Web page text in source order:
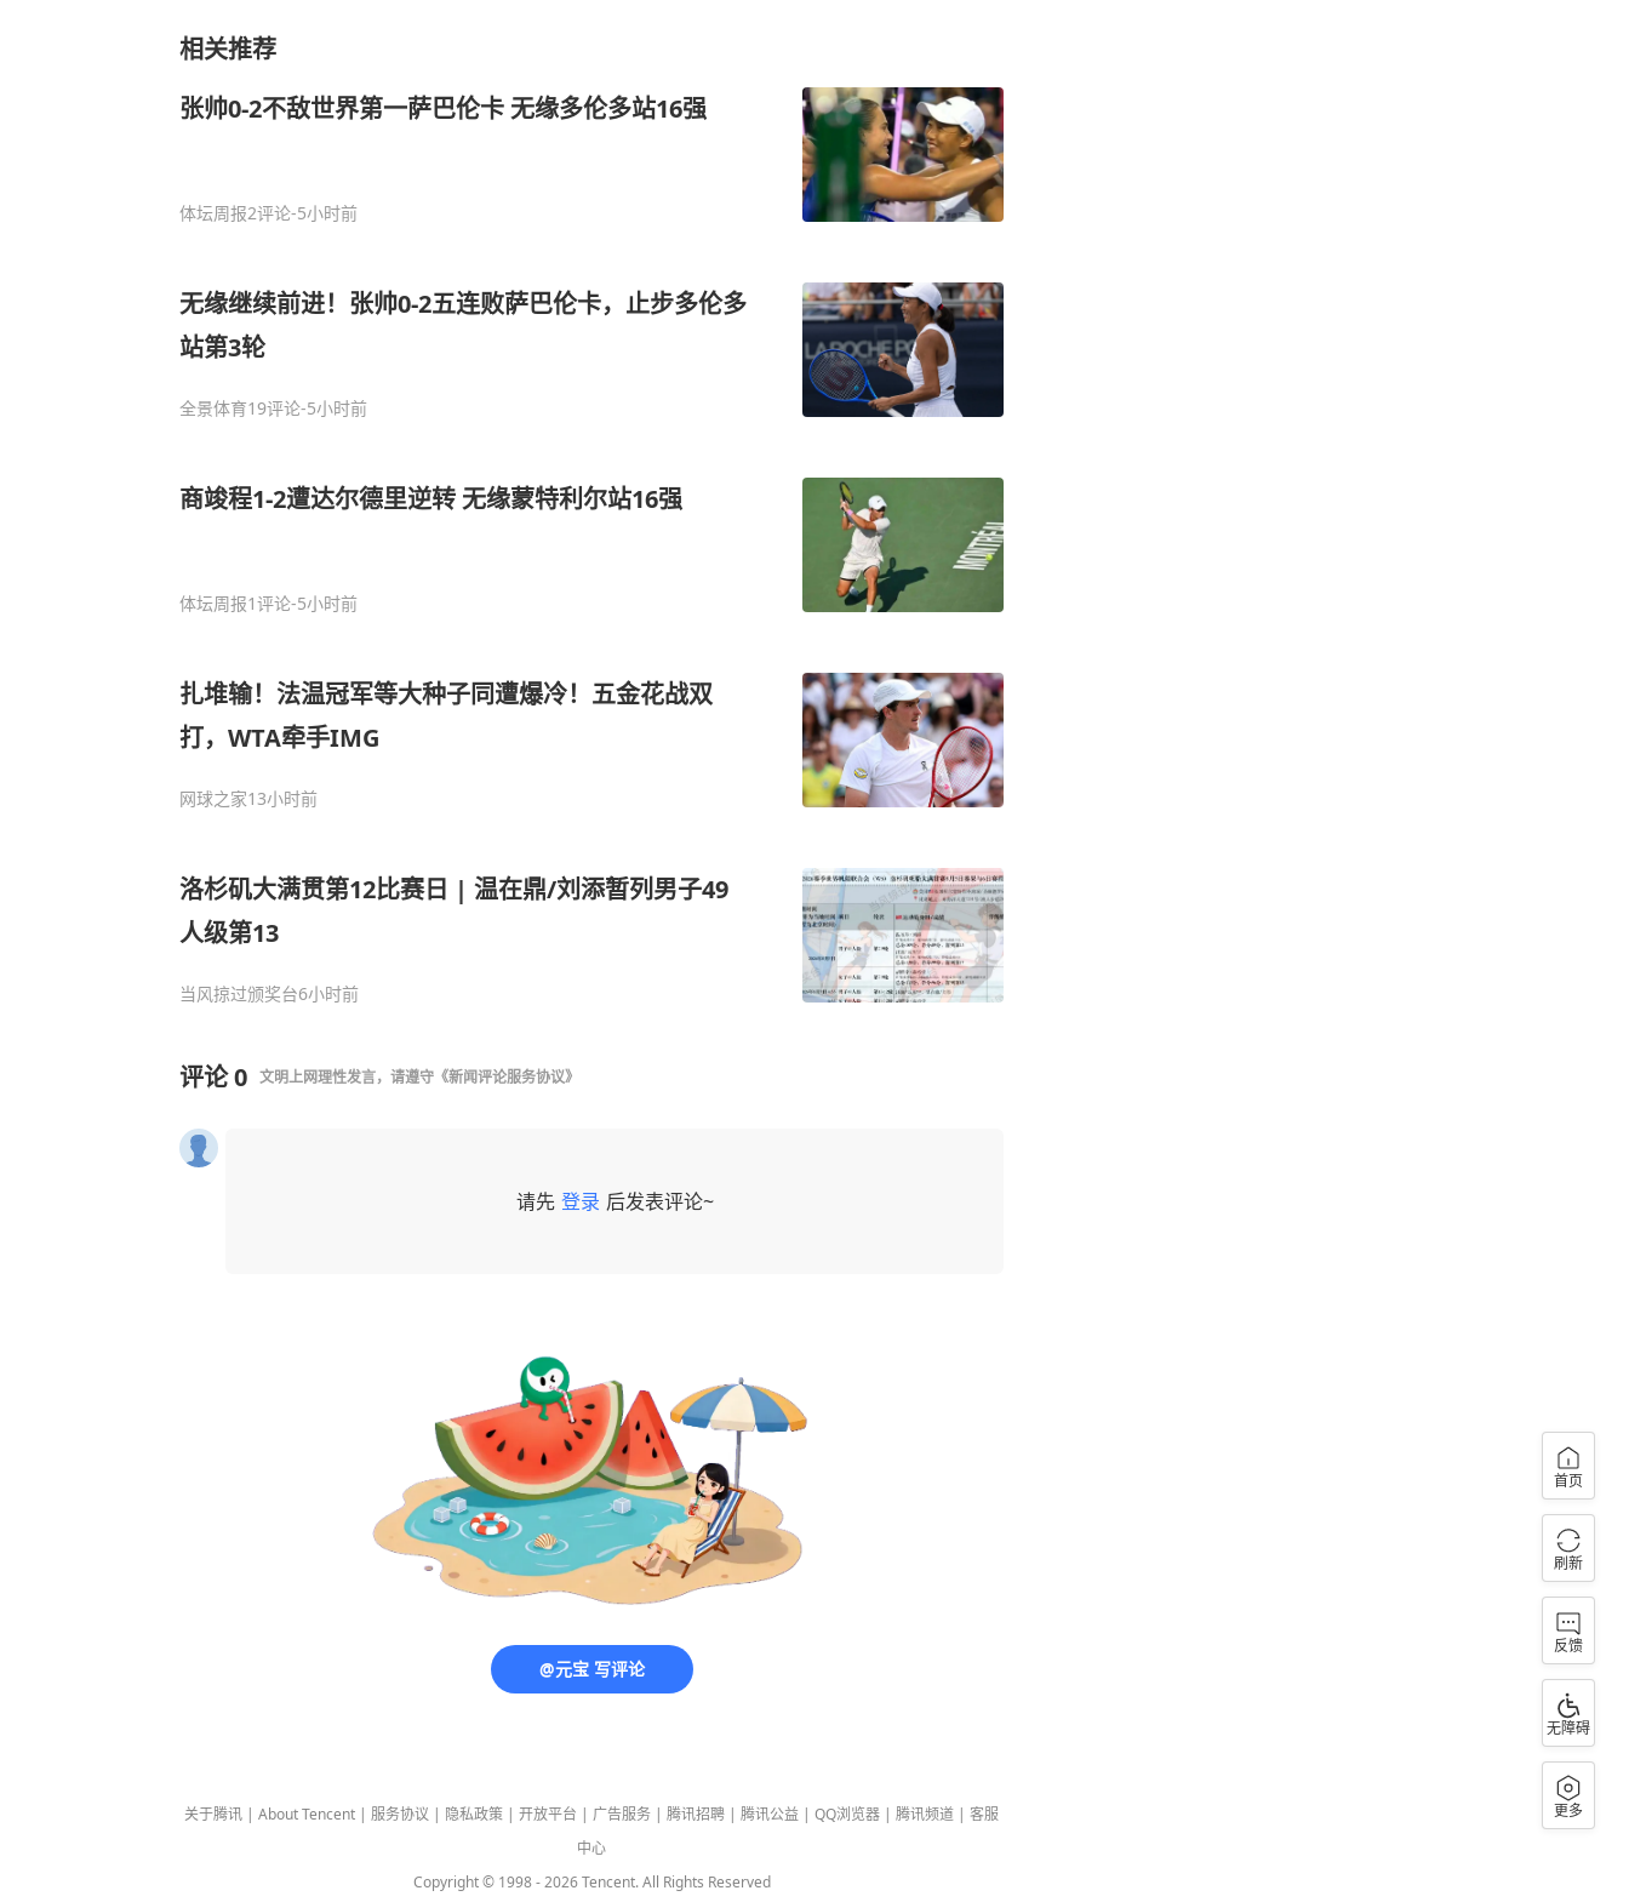
相关推荐
张帅0-2不敌世界第一萨巴伦卡 无缘多伦多站16强
体坛周报2评论-5小时前
无缘继续前进！张帅0-2五连败萨巴伦卡，止步多伦多
站第3轮
全景体育19评论-5小时前
商竣程1-2遭达尔德里逆转 无缘蒙特利尔站16强
体坛周报1评论-5小时前
扎堆输！法温冠军等大种子同遭爆冷！五金花战双
打，WTA牵手IMG
网球之家13小时前
洛杉矶大满贯第12比赛日 | 温在鼎/刘添暂列男子49
人级第13
当风掠过颁奖台6小时前
评论0 文明上网理性发言，请遵守 《新闻评论服务协议》
请先 登录 后发表评论~
@元宝 写评论
关于腾讯 | About Tencent | 服务协议 | 隐私政策 | 开放平台 | 广告服务 | 腾讯招聘 | 腾讯公益 | QQ浏览器 | 腾讯频道 | 客服
中心
Copyright © 1998 -2026Tencent. All Rights Reserved
首页
刷新
反馈
无障碍
更多